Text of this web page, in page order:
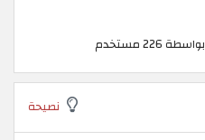
نصيحة